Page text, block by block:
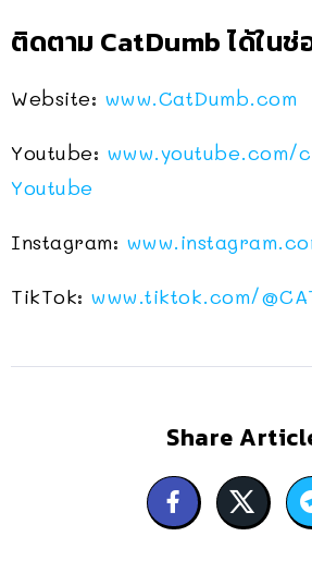
ติดตาม CatDumb ได้ใน
Website: www.CatDumb.com
Youtube: www.youtube.com/
Youtube
Instagram:
TikTok: www.tiktok.com/
Share